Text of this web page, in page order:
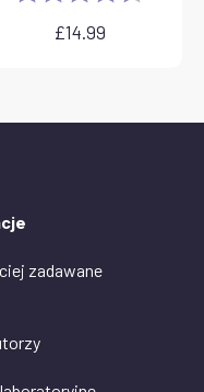
£14.99
zadawane